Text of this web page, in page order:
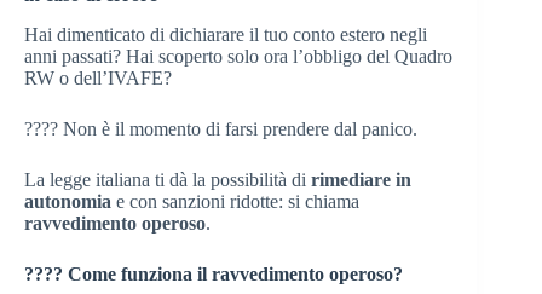
Hai dimenticato di dichiarare il tuo conto estero negli
anni passati? Hai scoperto solo ora l’obbligo del Quadro
RW o dell’IVAFE?
???? Non è il momento di farsi prendere dal panico.
La legge italiana ti dà la possibilità di rimediare in
autonomia e con sanzioni ridotte: si chiama
ravvedimento operoso.
???? Come funziona il ravvedimento operoso?